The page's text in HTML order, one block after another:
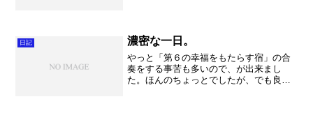
た。 結局○付けをし、テ...
日記 濃密な一日。
やっと「第６の幸福をもたらす宿」の合
奏をする事苦も多いので、が出来まし
た。ほんのちょっとでしたが、でも良か